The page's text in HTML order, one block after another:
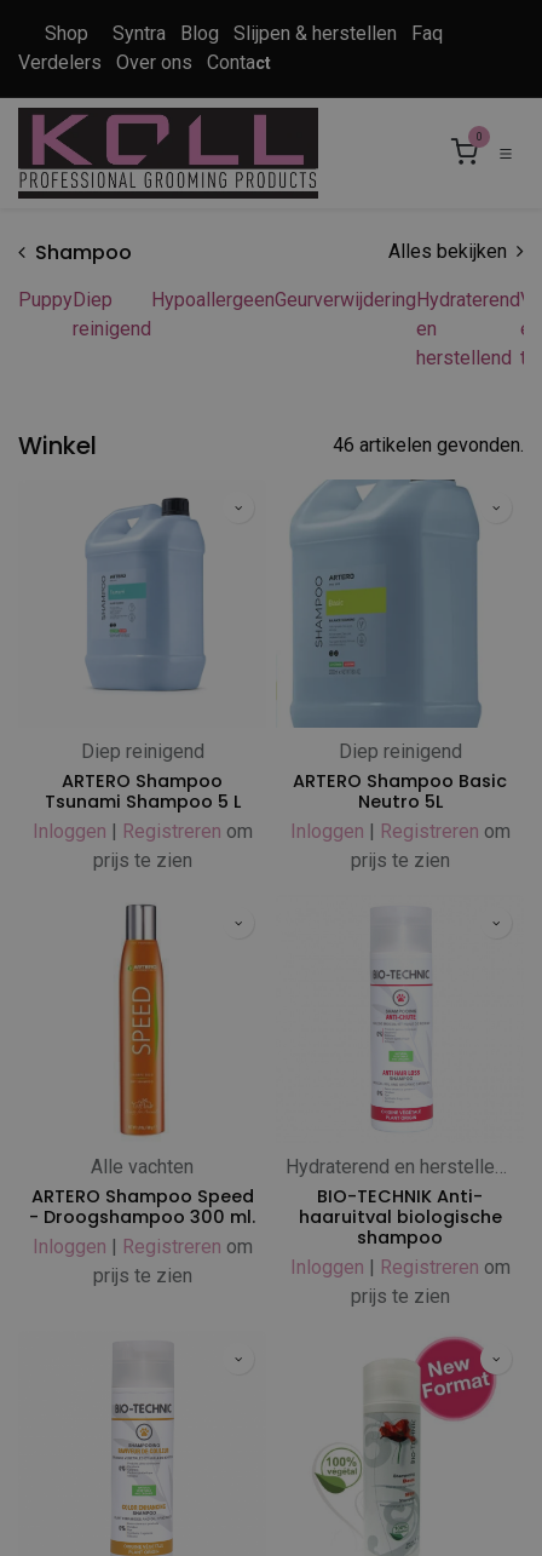
Shop Syntra Blog Slijpen & herstellen
Faq
Verdelers
Over ons Contact
0
Shampoo Alles bekijken
PuppyDiep
reinigend
HypoallergeenGeurverwijderingHydraterend
en
herstellend
en
Winkel 46 artikelen gevonden.
Diep reinigend
ARTERO Shampoo
Tsunami Shampoo 5 L
Inloggen | Registreren om
prijs te zien
Diep reinigend
ARTERO Shampoo Basic
Neutro 5L
Inloggen | Registreren om
prijs te zien
Alle vachten
ARTERO Shampoo Speed
- Droogshampoo 300 ml.
Inloggen | Registreren om
prijs te zien
Hydraterend en herstellend
BIO-TECHNIK Anti-
haaruitval biologische
shampoo
Inloggen | Registreren om
prijs te zien